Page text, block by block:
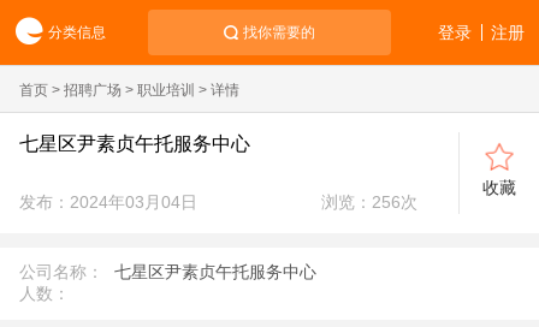
分类信息 找你需要的 注册
登录
首页 > 招聘广场 > 职业培训 > 详情
七星区尹素贞午托服务中心
发布：2024年03月04日 浏览： 256次
收藏
公司名称：
七星区尹素贞午托服务中心
人数：